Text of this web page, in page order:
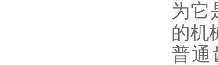
为它
的机
普通